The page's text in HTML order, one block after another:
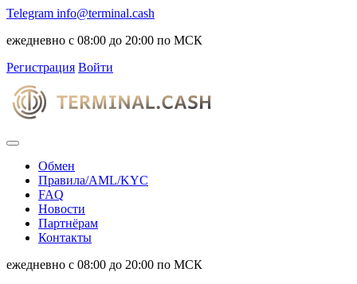
Telegram info@terminal.cash
ежедневно с 08:00 до 20:00 по МСК
Регистрация Войти
Обмен
Правила/AML/KYC
FAQ
Новости
Партнёрам
Контакты
ежедневно с 08:00 до 20:00 по МСК